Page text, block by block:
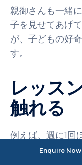
親御さんも一緒
子を見せてあげ
が、子どもの好
す。
レッス
触れる
例えば、週に1回
は、言葉を定着
Enquire Now